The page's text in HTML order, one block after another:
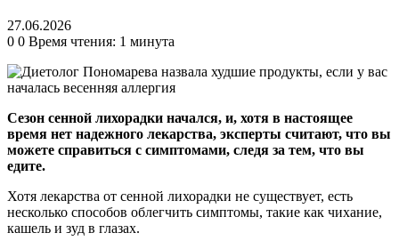
27.06.2026
0 0 Время чтения: 1 минута
Сезон сенной лихорадки начался, и, хотя в настоящее
время нет надежного лекарства, эксперты считают, что вы
можете справиться с симптомами, следя за тем, что вы
едите.
Хотя лекарства от сенной лихорадки не существует, есть
несколько способов облегчить симптомы, такие как чихание,
кашель и зуд в глазах.